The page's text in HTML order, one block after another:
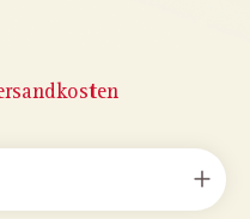
GEWÜNSCHTEN